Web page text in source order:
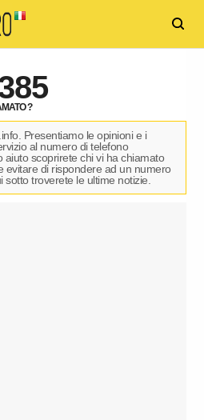
?
Presentiamo le opinioni e i
al numero di telefono
aiuto scoprirete chi vi ha chiamato
evitare di rispondere ad un numero
troverete le ultime notizie.